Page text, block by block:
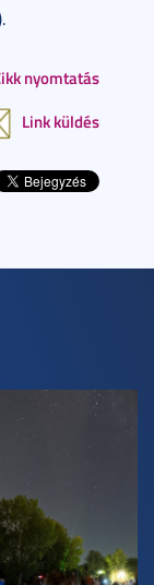
nyomtatás
Link küldés